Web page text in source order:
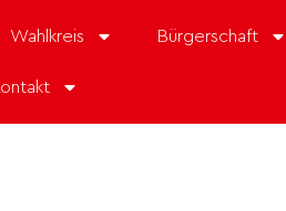
Wahlkreis Bürgerschaft